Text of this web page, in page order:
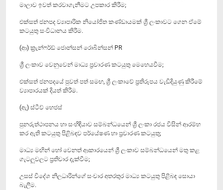
මාලාව ඉවත් කරවාගැනීමට උපකාර කිරීම;
එක්සත් ජනපද ව්‍යාපාරික නියෝජිත කණ්ඩායමක් ශ්‍රී ලංකාවට ගෙන ඒමේ
කටයුතු සංවිධානය කිරීම.
(ආ) ක්‍රැන්ෆර්ඩ් ජොන්සන් රොබින්සන් PR
ශ්‍රී ලංකාව වෙනුවෙන් මාධ්‍ය ප්‍රචාරණ කටයුතු මෙහෙයවීම;
එක්සත් ජනපදයේ පුවත් පත් සමඟ, ශ්‍රී ලංකාවේ ප්‍රතිරූපය වැඩිදියුණු කිරීමේ
ව්‍යාපාරයක් දියත් කිරීම.
(ඇ) ස්ටීව් හෙජස්
පුනරුත්ථාපනය හා සංහිඳියාව සම්බන්ධයෙන් ශ්‍රී ලංකා රජය විසින් ආරම්භ
කර ඇති කටයුතු පිළිබඳව පර්යේෂණ හා ප්‍රචාරණ කටයුතු;
මාධ්‍ය මඟින් හෝ වෙනත් ආකාරයෙන් ශ්‍රී ලංකාව සම්බන්ධයෙන් මතු කළ
ගැටලුවලට ප්‍රතිචාර දැක්වීම;
උසස් විදේශ නිලධාරින්ගේ සංචාර අතරතුර මාධ්‍ය කටයුතු පිළිබඳ සොයා
බැලීම.